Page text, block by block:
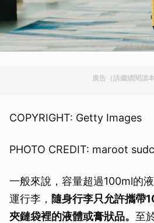
廣告（請繼續閱讀本
COPYRIGHT: Getty Images
PHOTO CREDIT: maroot
一般來說，容量超過100ml的
運行李， 隨身行李只允許攜帶
夾鏈袋裡的液體或膏狀品。 至